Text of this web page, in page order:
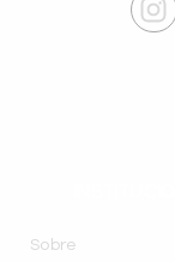
Sobre